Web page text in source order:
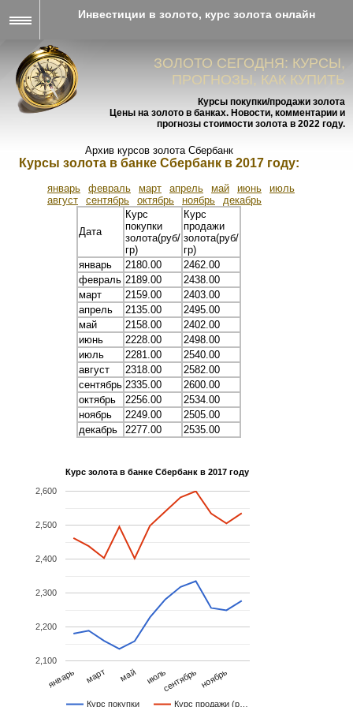
Инвестиции в золото, курс золота онлайн
ЗОЛОТО СЕГОДНЯ: КУРСЫ,
ПРОГНОЗЫ, КАК КУПИТЬ
Курсы покупки/продажи золота
Цены на золото в банках. Новости, комментарии и
прогнозы стоимости золота в 2022 году.
Архив курсов золота Сбербанк
Курсы золота в банке Сбербанк в 2017 году:
январь февраль март апрель май июнь
июль
август
сентябрь октябрь ноябрь декабрь
Дата
Курс
покупки
золота(руб/
гр)
Курс
продажи
золота(руб/
гр)
январь
2180.00
2462.00
февраль 2189.00
2438.00
март
2159.00
2403.00
апрель
2135.00
2495.00
май
2158.00
2402.00
июнь
2228.00
2498.00
июль
2281.00
2540.00
август
2318.00
2582.00
сентябрь 2335.00
2600.00
октябрь
2256.00
2534.00
ноябрь
2249.00
2505.00
декабрь
2277.00 2535.00
Курс золота в банке Сбербанк в 2017 году
Курс покупки Курс продажи (р…
январь март май июльсентябрь ноябрь
2,100
2,200
2,300
2,400
2,500
2,600